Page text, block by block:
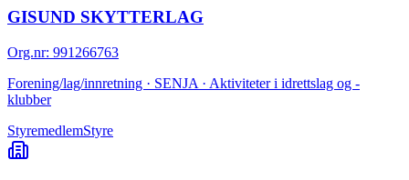
GISUND SKYTTERLAG
Org.nr: 991266763
Forening/lag/innretning · SENJA · Aktiviteter i idrettslag og -
klubber
StyremedlemStyre